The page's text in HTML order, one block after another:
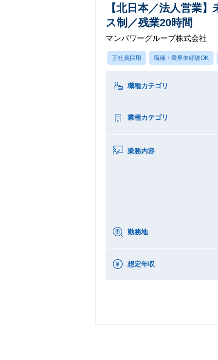
【北日本／法人営業
ス制／残業20時間
マンパワーグループ株式会社
正社員採用 職種・業界未経験OK
職種カテゴリ
業種カテゴリ
業務内容
勤務地
想定年収